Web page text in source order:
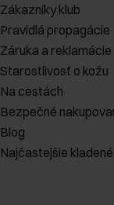
Zákazníky klub
Pravidlá propagácie
Záruka a reklamácie
Starostlivosť o kožu
Na cestách
Bezpečné
Blog
Najčastejšie